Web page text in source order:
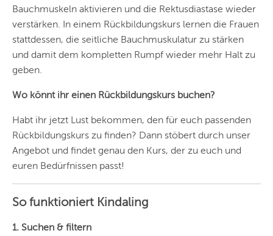
Bauchmuskeln aktivieren und die Rektusdiastase wieder
verstärken. In einem Rückbildungskurs lernen die Frauen
stattdessen, die seitliche Bauchmuskulatur zu stärken
und damit dem kompletten Rumpf wieder mehr Halt zu
geben.
Wo könnt ihr einen Rückbildungskurs buchen?
Habt ihr jetzt Lust bekommen, den für euch passenden
Rückbildungskurs zu finden? Dann stöbert durch unser
Angebot und findet genau den Kurs, der zu euch und
euren Bedürfnissen passt!
So funktioniert Kindaling
1. Suchen & filtern